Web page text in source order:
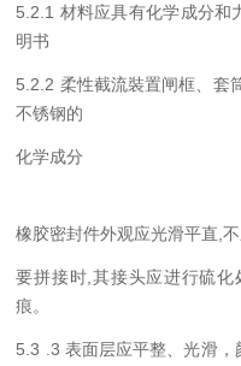
5.2.1 材料应具有化学成分和
明书
5.2.2 柔性截流裝置闸框、套
不锈钢的
化学成分
橡胶密封件外观应光滑平直 ,
要拼接时 其接头应进行硫化
痕。
5.3 .3 表面层应平整、光滑